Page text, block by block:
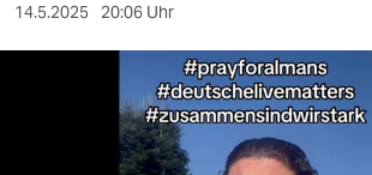
14.5.2025 20:06 Uhr